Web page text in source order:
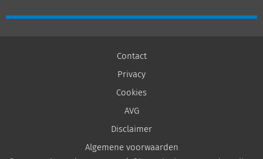
Contact
Privacy
Cookies
AVG
Disclaimer
Algemene voorwaarden